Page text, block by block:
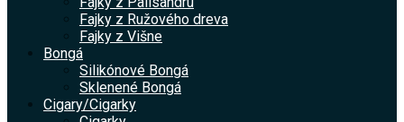
Fajky z Ružového dreva
Fajky z Višne
Bongá
Silikónové Bongá
Sklenené Bongá
Cigary/Cigarky